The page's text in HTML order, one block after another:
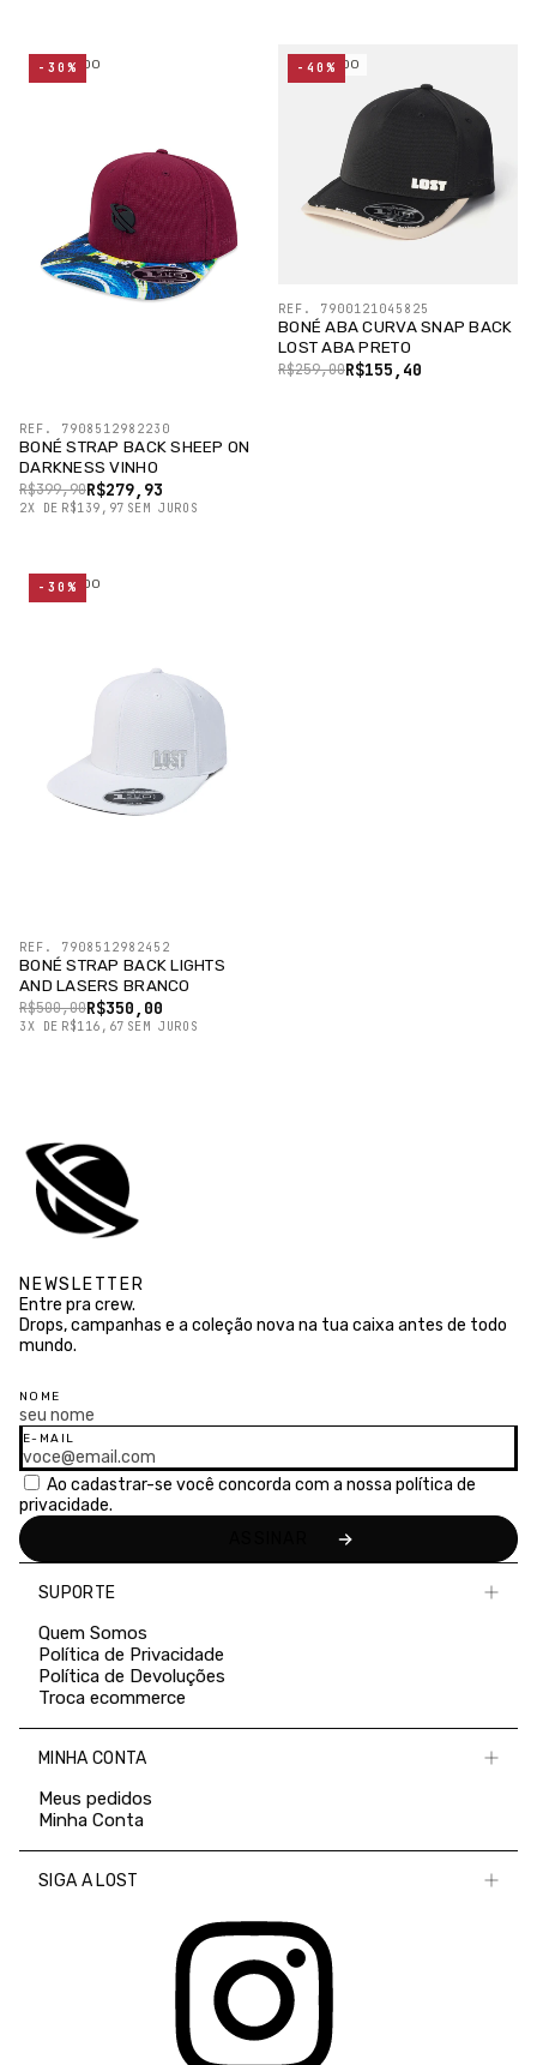
ESGOTADO
BONÉ STRAP BACK SHEEP ON
DARKNESS VINHO
R$279,93
R$399,90
2X DE R$139,97 SEM JUROS
REF. 7908512982230
-30% ESGOTADO
BONÉ ABA CURVA SNAP BACK
LOST ABA PRETO
R$155,40
R$259,00
REF. 7900121045825
-40%
ESGOTADO
BONÉ STRAP BACK LIGHTS
AND LASERS BRANCO
R$350,00
R$500,00
3X DE R$116,67 SEM JUROS
REF. 7908512982452
-30%
NEWSLETTER
Entre pra crew.
Drops, campanhas e a coleção nova na tua caixa antes de todo
mundo.
NOME
E-MAIL
Ao cadastrar-se você concorda com a nossa política de
privacidade.
SUPORTE
Quem Somos
Política de Privacidade
Política de Devoluções
Troca ecommerce
MINHA CONTA
Meus pedidos
Minha Conta
SIGA A LOST